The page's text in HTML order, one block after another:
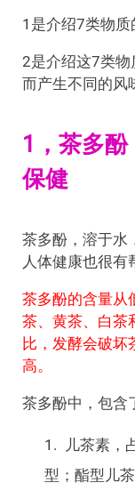
1是介绍7类物质
2是介绍这7类物
而产生不同的风
1，茶多酚
保健
茶多酚，溶于水
人体健康也很有
茶多酚的含量从
茶、黄茶、白茶
比，发酵会破坏
高。
茶多酚中，包含
儿茶素，
型；酯型儿